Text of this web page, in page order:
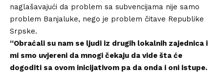
naglašavajući da problem sa subvencijama nije samo
problem Banjaluke, nego je problem čitave Republike
Srpske.
“Obraćali su nam se ljudi iz drugih lokalnih zajednica i
mi smo uvjereni da mnogi čekaju da vide šta će
dogoditi sa ovom inicijativom pa da onda i oni istupe.